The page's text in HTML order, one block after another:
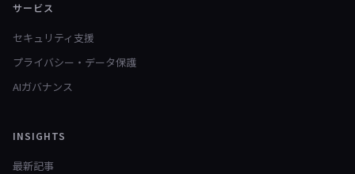
サービス
セキュリティ支援
プライバシー・データ保護
AIガバナンス
INSIGHTS
最新記事